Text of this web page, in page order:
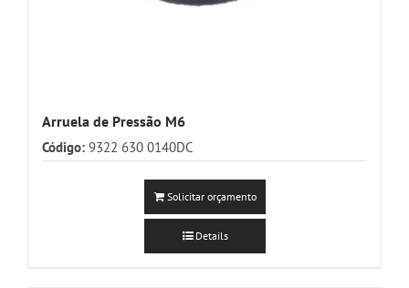
Arruela de Pressão M6
Código: 9322 630 0140DC
Solicitar orçamento
Details